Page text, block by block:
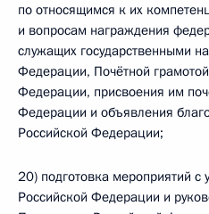
по относящимся к их
и вопросам награждения
служащих государственными
Федерации, Почётной
Федерации, присвоения им
Федерации и объявления
Российской Федерации;
20) подготовка мероприятий с
Российской Федерации и